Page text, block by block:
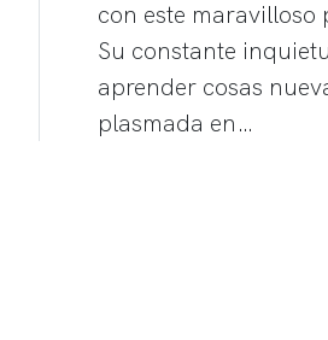
con este maravilloso
Su constante
aprender cosas
plasmada en…